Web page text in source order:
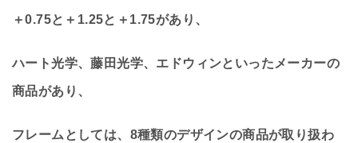
＋0.75と＋1.25と＋1.75があり、
ハート光学、藤田光学、エドウィンといったメーカーの
商品があり、
フレームとしては、8種類のデザインの商品が取り扱わ